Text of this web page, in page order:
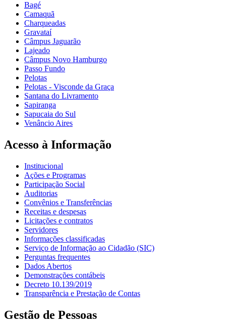
Bagé
Camaquã
Charqueadas
Gravataí
Câmpus Jaguarão
Lajeado
Câmpus Novo Hamburgo
Passo Fundo
Pelotas
Pelotas - Visconde da Graça
Santana do Livramento
Sapiranga
Sapucaia do Sul
Venâncio Aires
Acesso à Informação
Institucional
Ações e Programas
Participação Social
Auditorias
Convênios e Transferências
Receitas e despesas
Licitações e contratos
Servidores
Informações classificadas
Serviço de Informação ao Cidadão (SIC)
Perguntas frequentes
Dados Abertos
Demonstrações contábeis
Decreto 10.139/2019
Transparência e Prestação de Contas
Gestão de Pessoas